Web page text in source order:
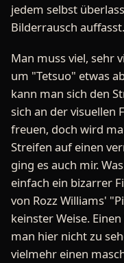
jedem selbst
Bilderrausch
Man muss viel, sehr
um "Tetsuo" etwas
kann man sich den
sich an der visuellen
freuen, doch wird
Streifen auf einen
ging es auch mir.
einfach ein bizarrer
von Rozz Williams'
keinster Weise.
man hier nicht zu
vielmehr einen